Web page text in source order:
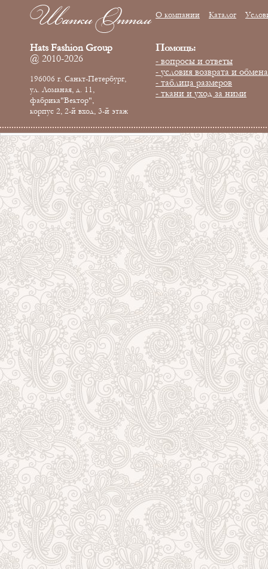
Hats Fashion Group
@ 2010-2026
196006 г. Санкт-Петербург,
ул. Ломаная, д. 11,
фабрика"Вектор",
корпус 2, 2-й вход, 3-й этаж
О компании Каталог
Помощь:
- вопросы и ответы
- условия возврата и обмена
- таблица размеров
- ткани и уход за ними